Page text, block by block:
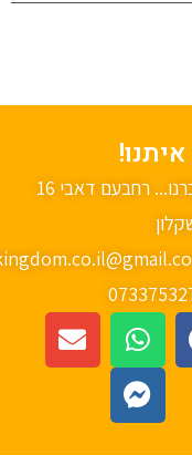
עברנו... רחבעם דאבי 16